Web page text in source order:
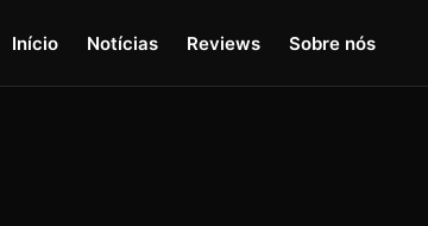
Início Notícias Reviews Sobre nós